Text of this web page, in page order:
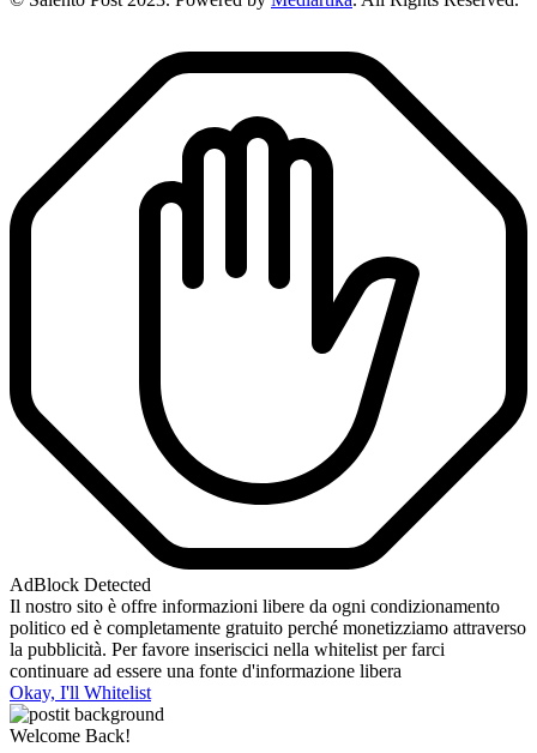
AdBlock Detected
Il nostro sito è offre informazioni libere da ogni condizionamento
politico ed è completamente gratuito perché monetizziamo attraverso
la pubblicità. Per favore inseriscici nella whitelist per farci
continuare ad essere una fonte d'informazione libera
Okay, I'll Whitelist
Welcome Back!